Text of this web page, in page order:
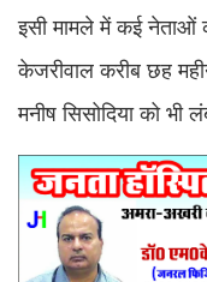
इसी मामले में कई नेताओं
केजरीवाल करीब छह
मनीष सिसोदिया को भी